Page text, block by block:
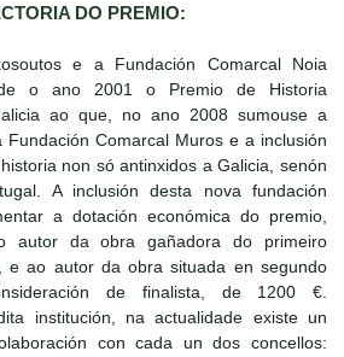
DO PREMIO:
e a Fundación Comarcal Noia
o ano 2001 o Premio de Historia
ao que, no ano 2008 sumouse a
Fundación Comarcal Muros e a inclusión
non só antinxidos a Galicia, senón
A inclusión desta nova fundación
a dotación económica do premio,
autor da obra gañadora do primeiro
e ao autor da obra situada en segundo
de finalista, de 1200 €.
institución, na actualidade existe un
con cada un dos concellos: